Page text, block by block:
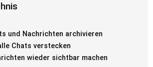
und Nachrichten archivieren
Chats verstecken
wieder sichtbar machen